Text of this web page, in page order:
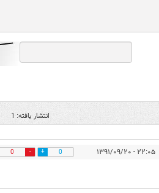
انتشار یافته: 1
۲۲:۰۵ - ۱۳۹۱/۰۹/۲۰ 0
0